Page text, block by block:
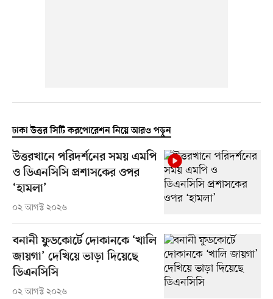
ঢাকা উত্তর সিটি করপোরেশন নিয়ে আরও পড়ুন
উত্তরখানে পরিদর্শনের সময় এমপি
ও ডিএনসিসি প্রশাসকের ওপর
‘হামলা’
০২ আগস্ট ২০২৬
বনানী ফুডকোর্টে দোকানকে ‘খালি
জায়গা’ দেখিয়ে ভাড়া দিয়েছে
ডিএনসিসি
০২ আগস্ট ২০২৬